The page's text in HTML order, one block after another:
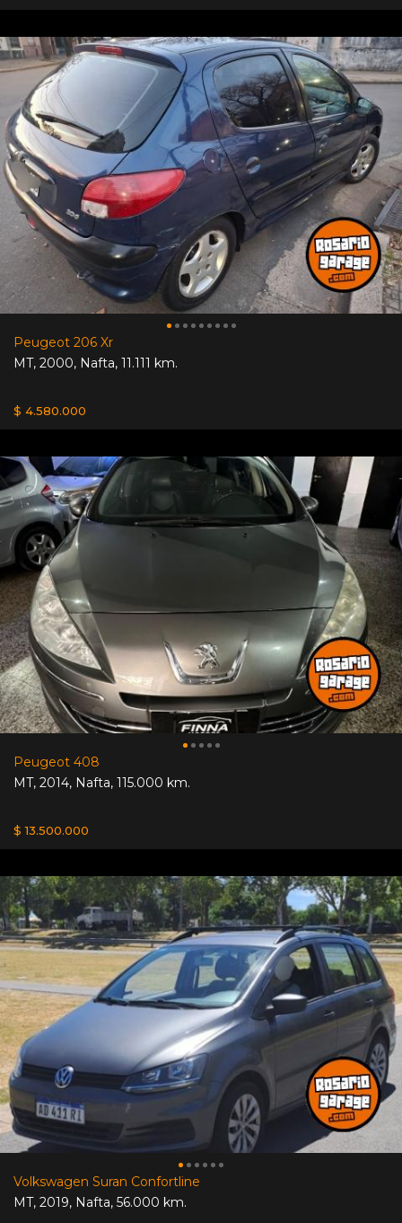
Peugeot 206 Xr
MT, 2000, Nafta, 11.111 km.
$ 4.580.000
Peugeot 408
MT, 2014, Nafta, 115.000 km.
$ 13.500.000
Volkswagen Suran Confortline
MT, 2019, Nafta, 56.000 km.